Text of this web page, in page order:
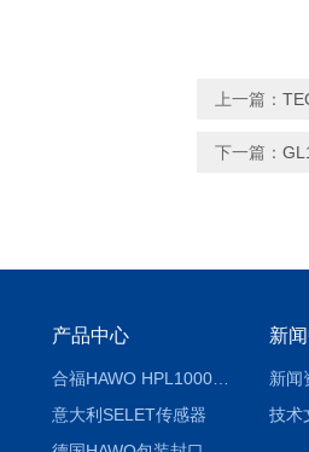
上一篇：
下一篇：
产品中心
合福HAWO HPL1000AS封口机
意大利SELET传感器
新
新闻
技术